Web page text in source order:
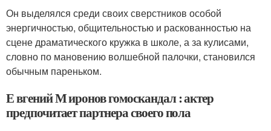
Он выделялся среди своих сверстников особой
энергичностью, общительностью и раскованностью на
сцене драматического кружка в школе, а за кулисами,
словно по мановению волшебной палочки, становился
обычным пареньком.
Е вгений М иронов гомоскандал : актер
предпочитает партнера своего пола